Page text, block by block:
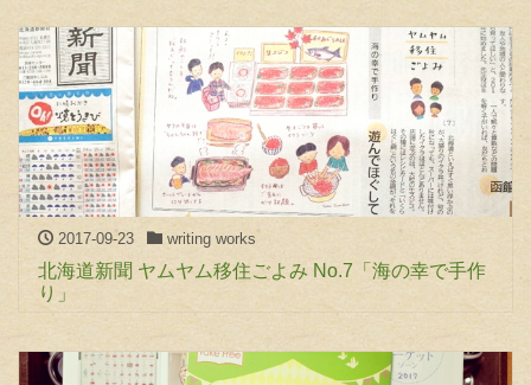
2017-09-23 writing works
北海道新聞 ヤムヤム移住ごよみ No.7「海の幸で手作
り」